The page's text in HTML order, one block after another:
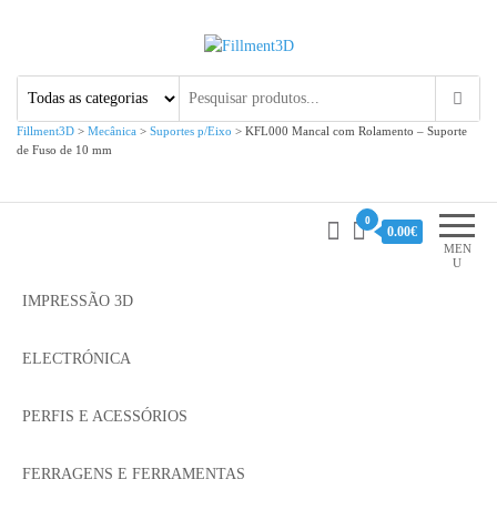
Fillment3D
Fillment3D > Mecânica > Suportes p/Eixo > KFL000 Mancal com Rolamento – Suporte
de Fuso de 10 mm
MEN
U
0
0.00€
IMPRESSÃO 3D
ELECTRÓNICA
PERFIS E ACESSÓRIOS
FERRAGENS E FERRAMENTAS